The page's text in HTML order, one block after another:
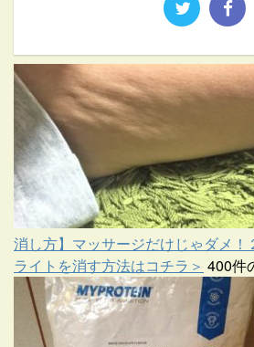
消し方】マッサージだけじゃダメ
ライトを消す方法はコチラ＞ 400件